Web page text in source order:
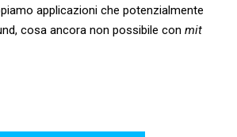
applicazioni che potenzialmente
cosa ancora non possibile con mit